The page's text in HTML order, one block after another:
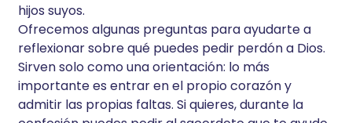
hijos suyos.
Ofrecemos algunas preguntas para ayudarte a
reflexionar sobre qué puedes pedir perdón a Dios.
Sirven solo como una orientación: lo más
importante es entrar en el propio corazón y
admitir las propias faltas. Si quieres, durante la